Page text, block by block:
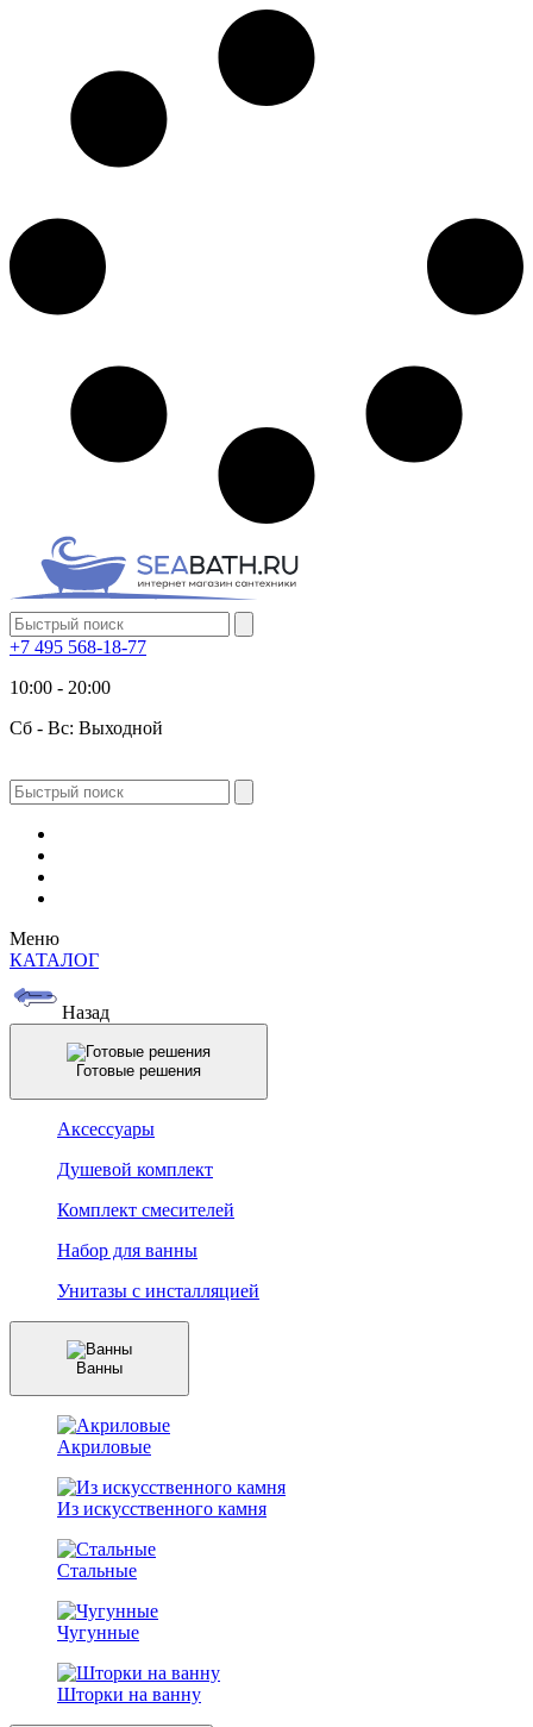
+7 495 568-18-77
10:00 - 20:00
Сб - Вс: Выходной
Меню
КАТАЛОГ
Назад
Готовые решения
Аксессуары
Душевой комплект
Комплект смесителей
Набор для ванны
Унитазы с инсталляцией
Ванны
Акриловые
Из искусственного камня
Стальные
Чугунные
Шторки на ванну